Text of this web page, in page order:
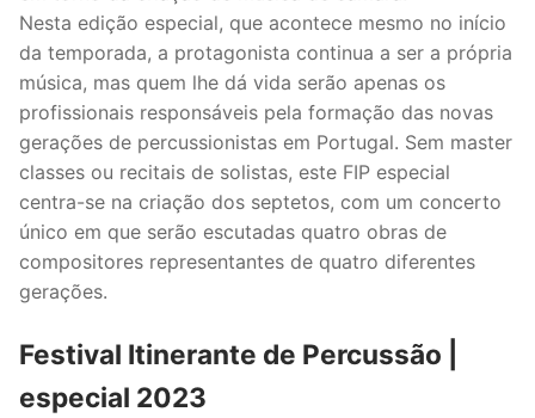
Nesta edição especial, que acontece mesmo no início
da temporada, a protagonista continua a ser a própria
música, mas quem lhe dá vida serão apenas os
profissionais responsáveis pela formação das novas
gerações de percussionistas em Portugal. Sem master
classes ou recitais de solistas, este FIP especial
centra-se na criação dos septetos, com um concerto
único em que serão escutadas quatro obras de
compositores representantes de quatro diferentes
gerações.
Festival Itinerante de Percussão |
especial 2023